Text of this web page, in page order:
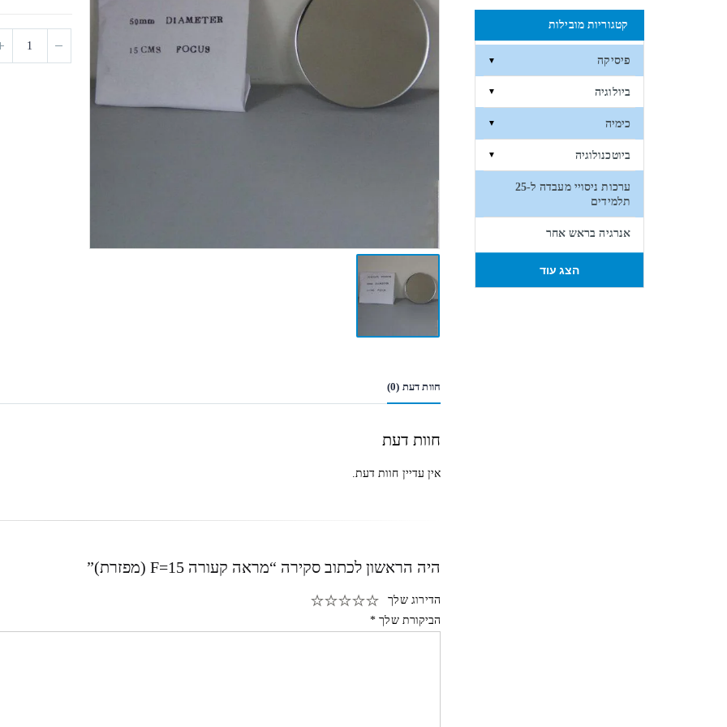
חוות דעת (0)
חוות דעת
אין עדיין חוות דעת.
היה הראשון לכתוב סקירה “מראה קעורה F=15 (מפזרת)”
הדירוג שלך
הביקורת שלך *
קטגוריות מובילות
פיסיקה ▼
ביולוגיה ▼
כימיה ▼
ביוטכנולוגיה ▼
ערכות ניסויי מעבדה ל-25
תלמידים
אנרגיה בראש אחר
הצג עוד